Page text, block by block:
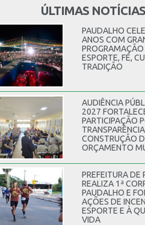
ÚLTIMAS NOTÍCIAS
PAUDALHO
ANOS COM
PROGRAMAÇÃO
ESPORTE, FÉ,
TRADIÇÃO
AUDIÊNCIA
2027
PARTICIPAÇÃO
CONSTRUÇÃO
ORÇAMENTO
PREFEITURA DE
REALIZA 1ª
PAUDALHO E
AÇÕES DE
ESPORTE E À
VIDA